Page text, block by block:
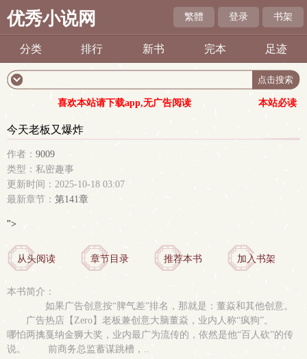
优秀小说网 繁體 登录 书架
分类 排行 新书 完本 足迹
喜欢本站请下载app,无广告阅读 本站必读
今天老板又爆炸
作者： 9009
类型：私密趣事
更新时间：2025-10-18 03:07
最新章节： 第141章
">
从头阅读 章节目录 推荐本书 加入书架
本书简介：
如果广告创意按“脾气差”排名，那就是：董焱和其他创意。
广告热店【Zero】老板兼创意大脑董焱，业内人称“疯狗”。
哪怕两擒戛纳金狮大奖，业内最广为流传的，依然是他“百人砍”的传
说。 前商务总监蓄谋跳槽，..